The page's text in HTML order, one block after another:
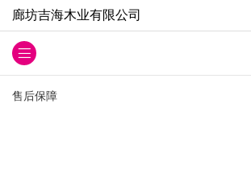
廊坊吉海木业有限公司
售后保障